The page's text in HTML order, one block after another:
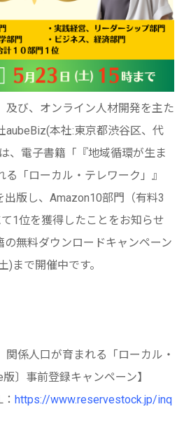
及び、オンライン人材開発を主た
aubeBiz(本社:東京都渋谷区、代
、電子書籍「『地域循環が生ま
「ローカル・テレワーク」』
出版し、Amazon10部門（有料3
1位を獲得したことをお知らせ
の無料ダウンロードキャンペーン
)まで開催中です。
関係人口が育まれる「ローカル・
〕事前登録キャンペーン】
https://www.reservestock.jp/inq